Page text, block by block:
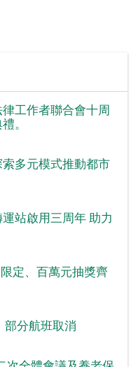
工作者聯合會十周
。
多元模式推動都市
站啟用三周年 助力
定、百萬元抽獎齊
分航班取消